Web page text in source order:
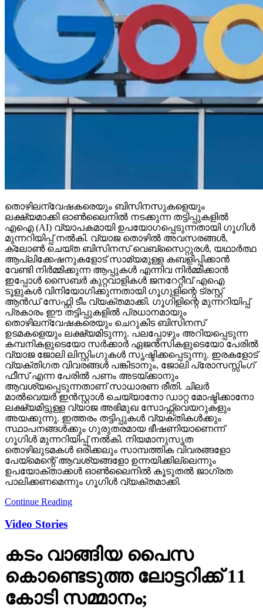
ക്ലോണ്‍ ചെയ്ത ബിസിനസ് വെബ്‌സൈറ്റുരള്‍, യഥാര്‍ത്ഥ
ആപ്ലിക്കേഷനുകളോട് സാമ്യമുള്ള കബളിപ്പിക്കാന്‍
വേണ്ടി നിര്‍മ്മിക്കുന്ന ആപ്പുകള്‍ എന്നിവ നിര്‍മ്മിക്കാന്‍
ഇപ്പോള്‍ സൈബര്‍ കുറ്റവാളികള്‍ ജനറേറ്റീവ് എഐ
ടൂളുകള്‍ വിനിയോഗിക്കുന്നതായി ഗൂഗുളിന്റെ ട്രസ്റ്റ്
ആന്‍ഡ് സേഫ്റ്റി ടീം വ്യക്തമാക്കി. ഗൂഗിളിന്റെ മുന്നറിയിപ്പ്
പ്രകാരം ഈ തട്ടിപ്പുകളില്‍ പ്രധാനമായും
തൊഴിലന്വേഷകരെയും ചെറുകിട ബിസിനസ്
ഉടമകളെയും ലക്ഷ്യമിടുന്നു. പലപ്പോഴും അറിയപ്പെടുന്ന
കമ്പനികളുടെയോ സര്‍ക്കാര്‍ ഏജന്‍സികളുടെയോ പേരില്‍
വ്യാജ ജോലി ലിസ്റ്റിംഗുകള്‍ സൃഷ്ടിക്കപ്പെടുന്നു. ഇരകളോട്
വ്യക്തിഗത വിവരങ്ങള്‍ പങ്കിടാനും, ജോലി പ്രോസസ്സിംഗ്
ഫീസ് എന്ന പേരില്‍ പണം അടയ്ക്കാനും
ആവശ്യപ്പെടുന്നതാണ് സാധാരണ രീതി. ചിലര്‍
മാല്‍വെയര്‍ ഇന്‍സ്റ്റാള്‍ ചെയ്യാനോ ഡാറ്റ മോഷ്ടിക്കാനോ
ലക്ഷ്യമിട്ടുള്ള വ്യാജ അഭിമുഖ സോഫ്റ്റ്‌വെയറുകളും
അയക്കുന്നു. ഇത്തരം തട്ടിപ്പുകള്‍ വ്യക്തികള്‍ക്കും
സ്ഥാപനങ്ങള്‍ക്കും ഗുരുതരമായ ഭീഷണിയാണെന്ന്
ഗൂഗിള്‍ മുന്നറിയിപ്പ് നല്‍കി. നിയമാനുസൃത
തൊഴിലുടമകള്‍ ഒരിക്കലും സാമ്പത്തിക വിവരങ്ങളോ
പേയ്‌മെന്റെ് ആവശ്യങ്ങളോ ഉന്നയിക്കില്ലെന്നും
ഉപയോക്താക്കള്‍ ഓണ്‍ലൈനില്‍ കൂടുതല്‍ ജാഗ്രത
പാലിക്കണമെന്നും ഗൂഗിള്‍ വ്യക്തമാക്കി.
Continue Reading
Video Stories
കടം വാങ്ങിയ പൈസ
കൊണ്ടെടുത്ത ലോട്ടറിക്ക് 11
കോടി സമ്മാനം;
സുഹൃത്തിന് 1 കോടി നല്‍കി
പച്ചക്കറി കച്ചവടക്കാരന്‍